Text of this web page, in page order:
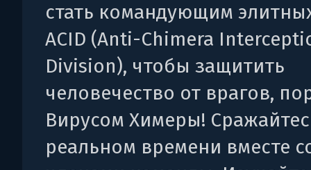
стать командующим
ACID (Anti-Chimera
Division), чтобы защитить
человечество от врагов,
Вирусом Химеры!
реальном времени вместе